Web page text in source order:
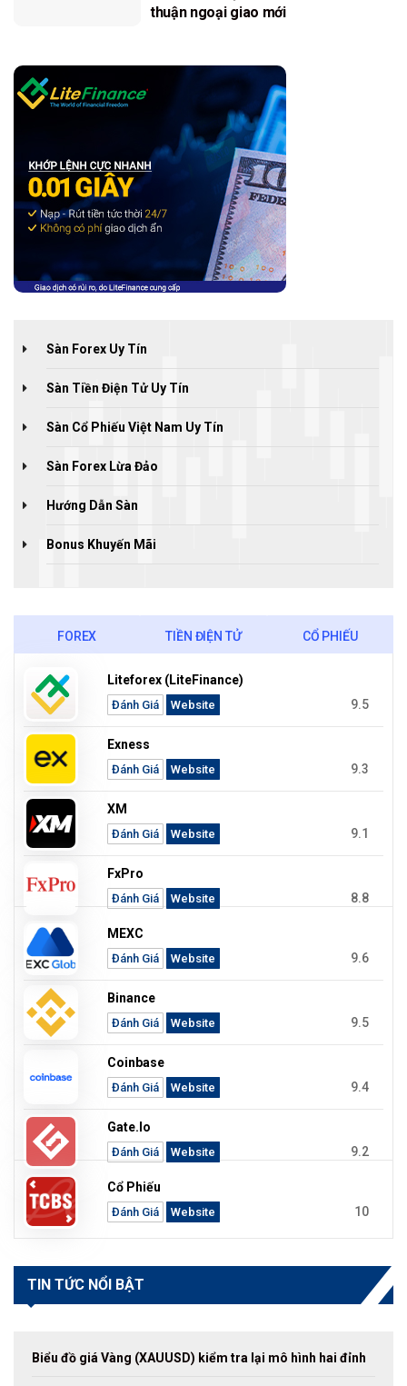
thuận ngoại giao mới
Sàn Forex Uy Tín
Sàn Tiền Điện Tử Uy Tín
Sàn Cổ Phiếu Việt Nam Uy Tín
Sàn Forex Lừa Đảo
Hướng Dẫn Sàn
Bonus Khuyến Mãi
FOREX TIỀN ĐIỆN TỬ CỔ PHIẾU
Liteforex (LiteFinance)
Đánh Giá Website 9.5
Exness
Đánh Giá Website 9.3
XM
Đánh Giá Website 9.1
FxPro
Đánh Giá Website 8.8
MEXC
Đánh Giá Website 9.6
Binance
Đánh Giá Website 9.5
Coinbase
Đánh Giá Website 9.4
Gate.io
Đánh Giá Website 9.2
Cổ Phiếu
Đánh Giá Website 10
TIN TỨC NỔI BẬT
Biểu đồ giá Vàng (XAUUSD) kiểm tra lại mô hình hai đỉnh